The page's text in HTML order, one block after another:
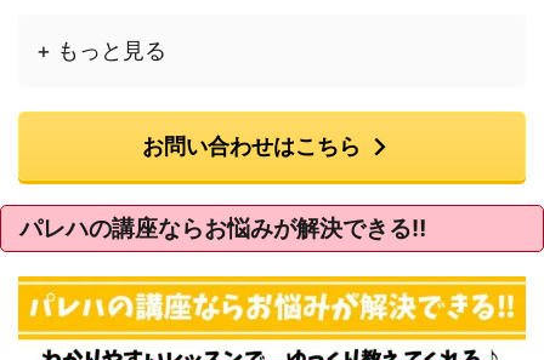
+ もっと見る
お問い合わせはこちら
パレハの講座ならお悩みが解決できる‼